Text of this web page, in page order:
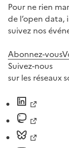
Pour ne rien
de l’open
suivez nos
Abonnez-vous
Suivez-nous
sur les réseaux